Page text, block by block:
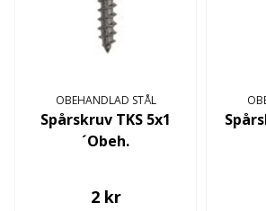
OBEHANDLAD STÅL
Spårskruv TKS 5x1
´Obeh.
2 kr